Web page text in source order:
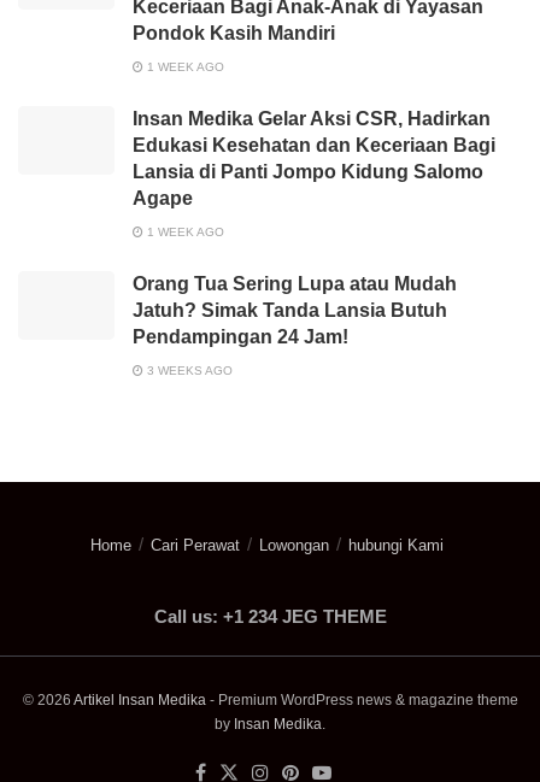
Keceriaan Bagi Anak-Anak di Yayasan
Pondok Kasih Mandiri
1 WEEK AGO
Insan Medika Gelar Aksi CSR, Hadirkan
Edukasi Kesehatan dan Keceriaan Bagi
Lansia di Panti Jompo Kidung Salomo
Agape
1 WEEK AGO
Orang Tua Sering Lupa atau Mudah
Jatuh? Simak Tanda Lansia Butuh
Pendampingan 24 Jam!
3 WEEKS AGO
Home Cari Perawat Lowongan hubungi Kami
Call us: +1 234 JEG THEME
© 2026 Artikel Insan Medika- Premium WordPress news & magazine theme
by Insan Medika.